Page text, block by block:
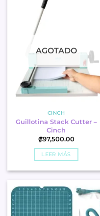
AGOTADO
CINCH
Guillotina Stack Cutter –
Cinch
₡97,500.00
LEER MÁS